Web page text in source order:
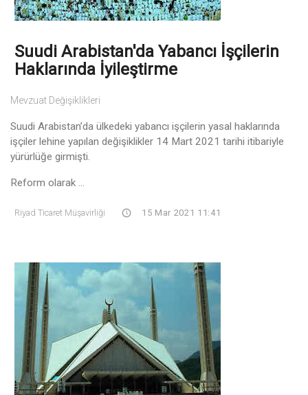
Suudi Arabistan'da Yabancı İşçilerin
Haklarında İyileştirme
Mevzuat Değişiklikleri
Suudi Arabistan’da ülkedeki yabancı işçilerin yasal haklarında
işçiler lehine yapılan değişiklikler 14 Mart 2021 tarihi itibariyle
yürürlüğe girmişti.
Reform olarak ...
Riyad Ticaret Müşavirliği 15 Mar 2021 11:41